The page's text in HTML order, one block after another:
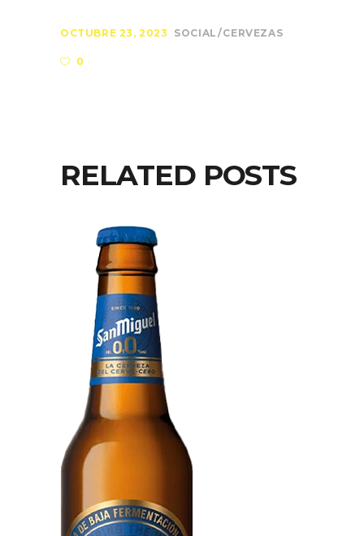
OCTUBRE 23, 2023 SOCIAL CERVEZAS
0
RELATED POSTS